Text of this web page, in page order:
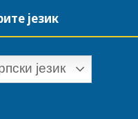
језик
језик